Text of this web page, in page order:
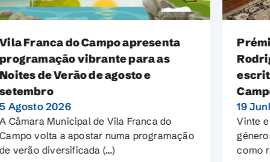
Prémio Literário Armando Côrtes-
Rodrigues distingue jovens
escritores de Vila Franca do
Campo
19 Junho 2026
Vinte e oito obras, dois temas, três
géneros literários — o certame afirma-se
como referência cultural (…)